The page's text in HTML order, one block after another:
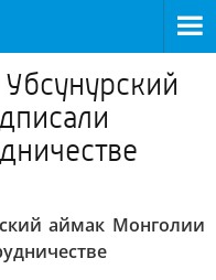
аймак Монголии